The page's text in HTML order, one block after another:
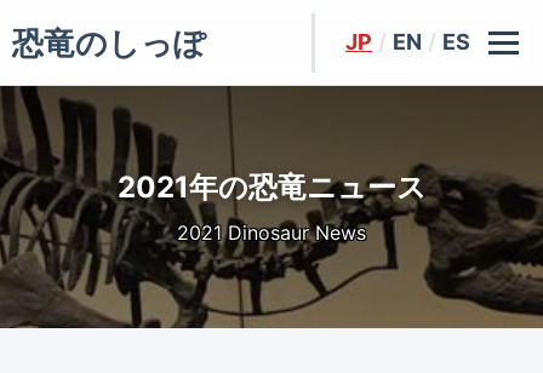
恐竜のしっぽ JP / EN / ES
2021年の恐竜ニュース
2021 Dinosaur News